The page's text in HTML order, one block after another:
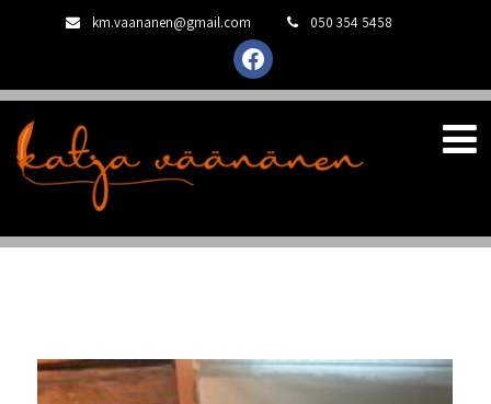
km.vaananen@gmail.com 050 354 5458
facebook